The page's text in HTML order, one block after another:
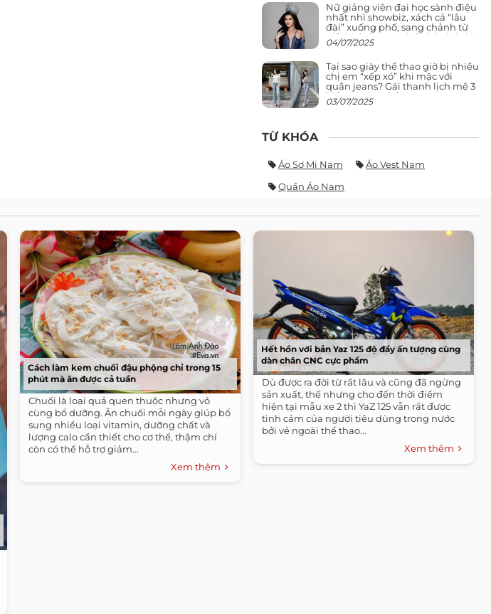
Nữ giảng viên đại học sành điệu
nhất nhì showbiz, xách cả “lâu
đài” xuống phố, sang chảnh từ
giảng đường ra phố khó ai đọ lại
04/07/2025
Tại sao giày thể thao giờ bị nhiều
chị em “xếp xó” khi mặc với
quần jeans? Gái thanh lịch mê 3
kiểu này hơn hẳn
03/07/2025
TỪ KHÓA
Áo Sơ Mi Nam
Áo Vest Nam
Quần Áo Nam
Cách làm kem chuối đậu phộng chỉ trong 15
phút mà ăn được cả tuần
Chuối là loại quả quen thuộc nhưng vô
cùng bổ dưỡng. Ăn chuối mỗi ngày giúp bổ
sung nhiều loại vitamin, dưỡng chất và
lượng calo cần thiết cho cơ thể, thậm chí
còn có thể hỗ trợ giảm...
Xem thêm
Hết hồn với bản Yaz 125 độ đầy ấn tượng cùng
dàn chân CNC cực phẩm
Dù được ra đời từ rất lâu và cũng đã ngừng
sản xuất, thế nhưng cho đến thời điểm
hiện tại mẫu xe 2 thì YaZ 125 vẫn rất được
tình cảm của người tiêu dùng trong nước
bởi vẻ ngoài thể thao...
Xem thêm